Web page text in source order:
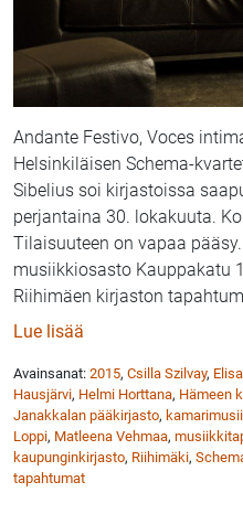
Andante Festivo, Voces
Helsinkiläisen Schema-
Sibelius soi kirjastoissa
perjantaina 30. lokakuuta.
Tilaisuuteen on vapaa
musiikkiosasto Kauppakatu
Riihimäen kirjaston
Lue lisää
Avainsanat: 2015, Csilla Szilvay,
Hausjärvi, Helmi Horttana, Hämeen
Janakkalan pääkirjasto,
Loppi, Matleena Vehmaa,
kaupunginkirjasto, Riihimäki,
tapahtumat